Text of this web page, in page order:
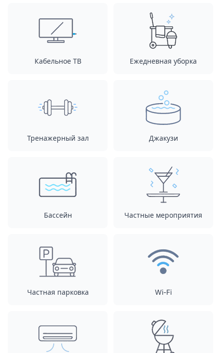
Кабельное ТВ Ежедневная уборка
Тренажерный зал Джакузи
Бассейн Частные мероприятия
Частная парковка Wi-Fi